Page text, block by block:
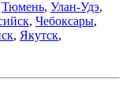
Тюмень, Улан-Удэ,
, Чебоксары,
, Якутск,